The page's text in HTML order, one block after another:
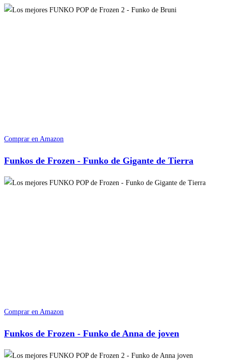
Comprar en Amazon
Funkos de Frozen - Funko de Gigante de Tierra
Comprar en Amazon
Funkos de Frozen - Funko de Anna de joven